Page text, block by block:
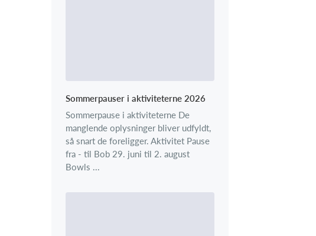
Sommerpauser i aktiviteterne 2026
Sommerpause i aktiviteterne De
manglende oplysninger bliver udfyldt,
så snart de foreligger. Aktivitet Pause
fra - til Bob 29. juni til 2. august
Bowls ...